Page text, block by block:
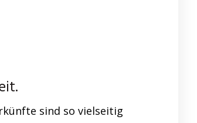
sind so vielseitig